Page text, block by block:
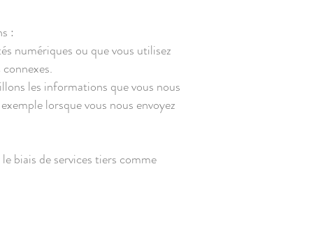
:
numériques ou que vous utilisez
les informations que vous nous
lorsque vous nous envoyez
biais de services tiers comme